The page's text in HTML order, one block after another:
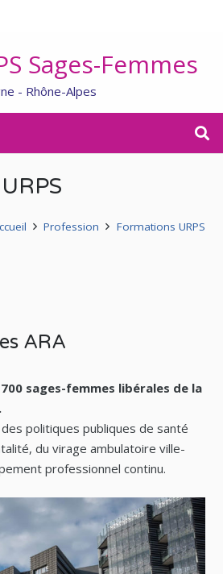
Sages-Femmes
- Rhône-Alpes
Profession Formations URPS
ARA
sages-femmes libérales de la
politiques publiques de santé
du virage ambulatoire ville-
professionnel continu.